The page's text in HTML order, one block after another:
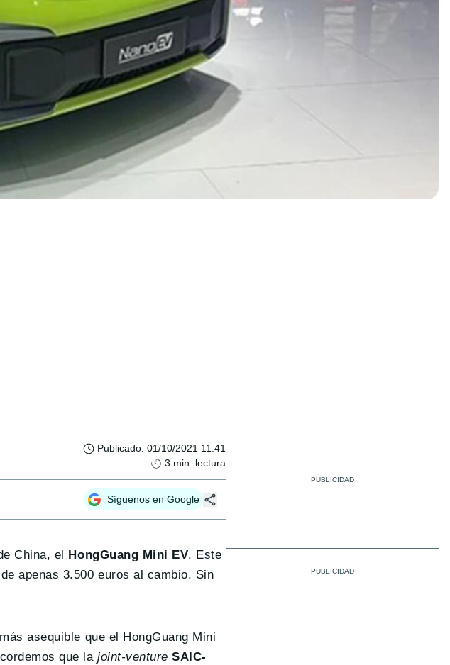
Publicado: 01/10/2021 11:41
3 min. lectura
Síguenos en Google
China, el HongGuang Mini EV. Este
apenas 3.500 euros al cambio. Sin
asequible que el HongGuang Mini
que lajoint-venture SAIC-